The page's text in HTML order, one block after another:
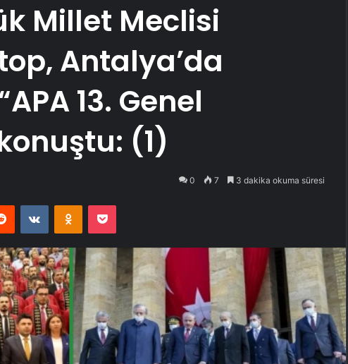
Millet Meclisi
Antalya’da
13. Genel
(1)
0 7 3 dakika okuma süresi
Reddit VKontakteOdnoklassniki
Pocket